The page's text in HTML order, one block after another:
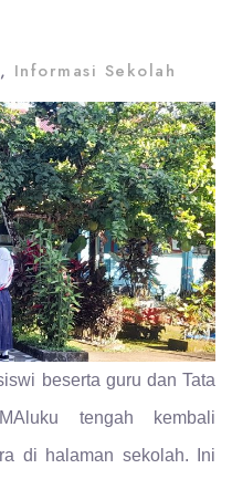
, Informasi Sekolah
beserta guru dan Tata
tengah kembali
di halaman sekolah. Ini